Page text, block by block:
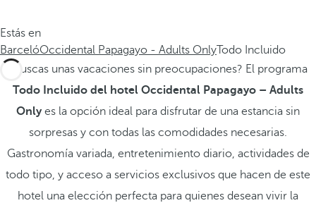
Estás en
BarcelóOccidental Papagayo - Adults OnlyTodo Incluido
¿Buscas unas vacaciones sin preocupaciones? El programa
Todo Incluido del hotel Occidental Papagayo – Adults
Onlyes la opción ideal para disfrutar de una estancia sin
sorpresas y con todas las comodidades necesarias.
Gastronomía variada, entretenimiento diario, actividades de
todo tipo, y acceso a servicios exclusivos que hacen de este
hotel una elección perfecta para quienes desean vivir la